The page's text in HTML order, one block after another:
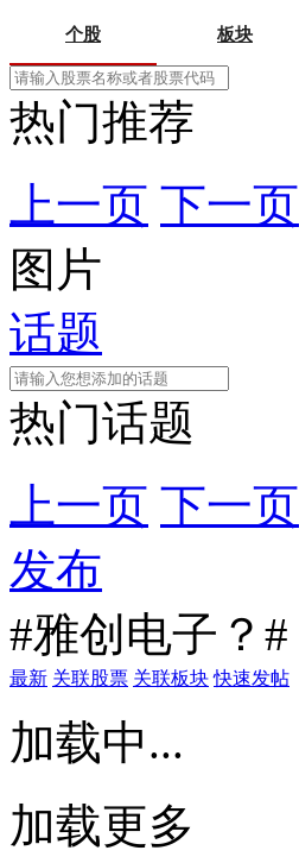
个股 板块
热门推荐
上一页 下一页
图片
话题
热门话题
上一页 下一页
发布
#雅创电子？#
最新 关联股票 关联板块 快速发帖
加载中...
加载更多